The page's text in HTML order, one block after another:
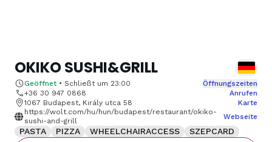
OKIKO SUSHI&GRILL
Geöffnet• Schließt um 23:00
Öffnungszeiten
+36 30 947 0868
Anrufen
1067 Budapest, Király utca 58
Karte
https://wolt.com/hu/hun/budapest/restaurant/okiko-
sushi-and-grill
Webseite
PASTA PIZZA WHEELCHAIRACCESS SZEPCARD